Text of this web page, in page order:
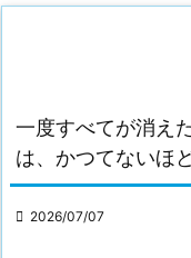
一度すべてが消え
は、かつてないほ
 2026/07/07